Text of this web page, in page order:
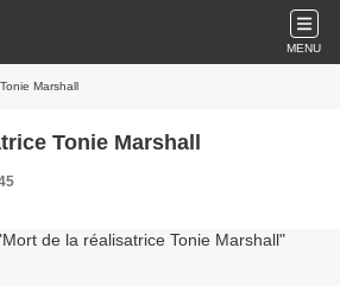
MENU
Marshall
Tonie Marshall